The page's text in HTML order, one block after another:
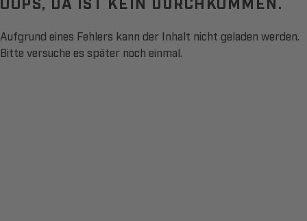
Aufgrund eines Fehlers kann der Inhalt nicht geladen werden.
Bitte versuche es später noch einmal.